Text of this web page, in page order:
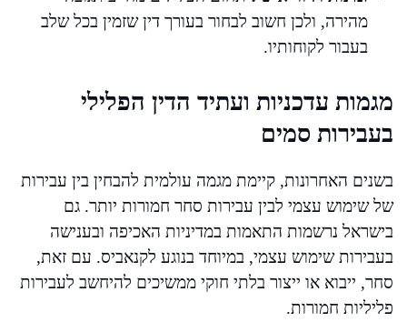
מהירה, ולכן חשוב לבחור בעורך דין שזמין בכל שלב
בעבור לקוחותיו.
מגמות עדכניות ועתיד הדין הפלילי
בעבירות סמים
בשנים האחרונות, קיימת מגמה עולמית להבחין בין עבירות
של שימוש עצמי לבין עבירות סחר חמורות יותר. גם
בישראל נרשמות התאמות במדיניות האכיפה ובענישה
בעבירות שימוש עצמי, במיוחד בנוגע לקנאביס. עם זאת,
סחר, ייבוא או ייצור בלתי חוקי ממשיכים להיחשב לעבירות
פליליות חמורות.